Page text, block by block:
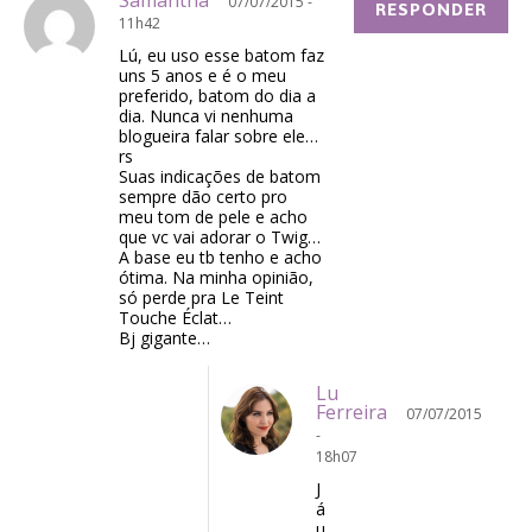
11h42
Lú, eu uso esse batom faz
uns 5 anos e é o meu
preferido, batom do dia a
dia. Nunca vi nenhuma
blogueira falar sobre ele…
rs
Suas indicações de batom
sempre dão certo pro
meu tom de pele e acho
que vc vai adorar o Twig…
A base eu tb tenho e acho
ótima. Na minha opinião,
só perde pra Le Teint
Touche Éclat…
Bj gigante…
RESPONDER
Lu
Ferreira
07/07/2015
-
18h07
J
á